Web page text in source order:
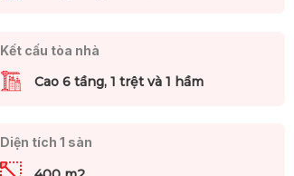
Kết cấu tòa nhà
Cao 6 tầng, 1 trệt và 1 hầm
Diện tích 1 sàn